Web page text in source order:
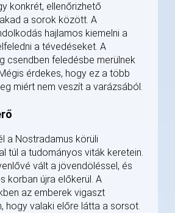
konkrét, ellenőrizhető
a sorok között. A
hajlamos kiemelni a
a tévedéseket. A
csendben feledésbe merülnek
érdekes, hogy ez a több
miért nem veszít a varázsából.
a Nostradamus körüli
túl a tudományos viták keretein.
vált a jövendöléssel, és
korban újra előkerül. A
az emberek vigaszt
hogy valaki előre látta a sorsot.